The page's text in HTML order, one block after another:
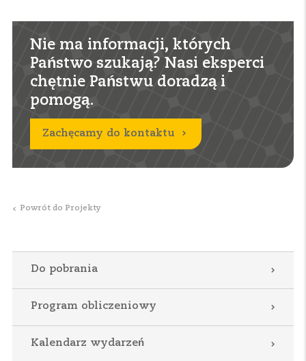
Nie ma informacji, których
Państwo szukają? Nasi eksperci
chętnie Państwu doradzą i
pomogą.
Zachęcamy do kontaktu
Powrót do Projekty
Do pobrania
Program obliczeniowy
Kalendarz wydarzeń